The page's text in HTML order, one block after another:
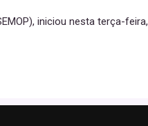
iniciou nesta terça-feira,